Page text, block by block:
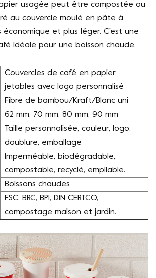
usagée peut être compostée ou
au couvercle moulé en pâte à
économique et plus léger. C'est une
idéale pour une boisson chaude.
Couvercles de café en papier
jetables avec logo personnalisé
Fibre de bambou/Kraft/Blanc uni
62 mm, 70 mm, 80 mm, 90 mm
Taille personnalisée, couleur, logo,
doublure, emballage
Imperméable, biodégradable,
compostable, recyclé, empilable.
Boissons chaudes
FSC, BRC, BPI, DIN CERTCO,
compostage maison et jardin.